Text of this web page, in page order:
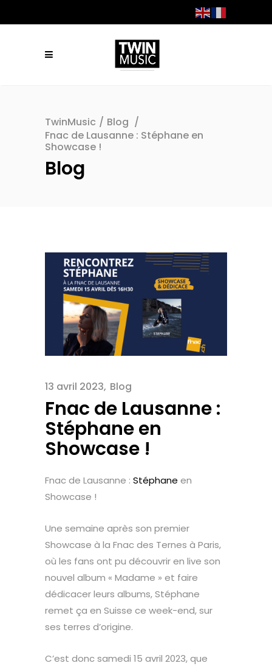
TwinMusic / Blog /
Fnac de Lausanne : Stéphane en
Showcase !
Blog
13 avril 2023 Blog
Fnac de Lausanne :
Stéphane en
Showcase !
Fnac de Lausanne : Stéphane en
Showcase !
Une semaine après son premier
Showcase à la Fnac des Ternes à Paris,
où les fans ont pu découvrir en live son
nouvel album « Madame » et faire
dédicacer leurs albums, Stéphane
remet ça en Suisse ce week-end, sur
ses terres d’origine.
C’est donc samedi 15 avril 2023, que